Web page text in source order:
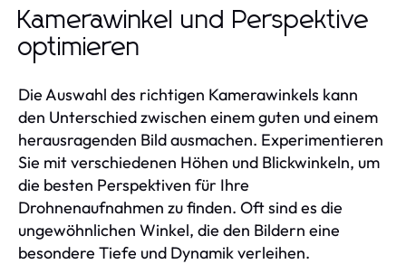
Kamerawinkel und Perspektive
optimieren
Die Auswahl des richtigen Kamerawinkels kann
den Unterschied zwischen einem guten und einem
herausragenden Bild ausmachen. Experimentieren
Sie mit verschiedenen Höhen und Blickwinkeln, um
die besten Perspektiven für Ihre
Drohnenaufnahmen zu finden. Oft sind es die
ungewöhnlichen Winkel, die den Bildern eine
besondere Tiefe und Dynamik verleihen.